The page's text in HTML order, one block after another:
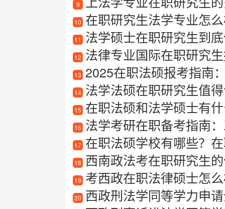
9
10 在职研究生法学专业怎
11 法学硕士在职研究生到
12 法律专业国际在职研究
13 2025在职法硕报考指南：
14 法学法硕在职研究生值
15 在职法硕和法学硕士有什
16 法学考研在职备考指南：
17 在职法硕学校有哪些？
18 西南政法考在职研究生
19 考西政在职法律硕士怎
20 西政刑法学同等学力申请全攻